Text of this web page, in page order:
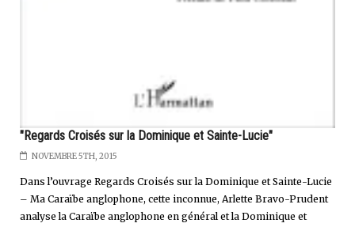
"Regards Croisés sur la Dominique et Sainte-Lucie"
NOVEMBRE 5TH, 2015
Dans l’ouvrage Regards Croisés sur la Dominique et Sainte-Lucie
– Ma Caraïbe anglophone, cette inconnue, Arlette Bravo-Prudent
analyse la Caraïbe anglophone en général et la Dominique et